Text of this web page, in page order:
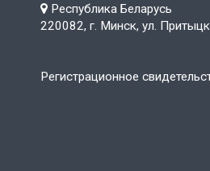
Республика Беларусь
220082, г. Минск, ул.
Регистрационное